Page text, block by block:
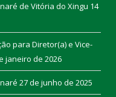
de Vitória do Xingu 14
para Diretor(a) e Vice-
janeiro de 2026
27 de junho de 2025